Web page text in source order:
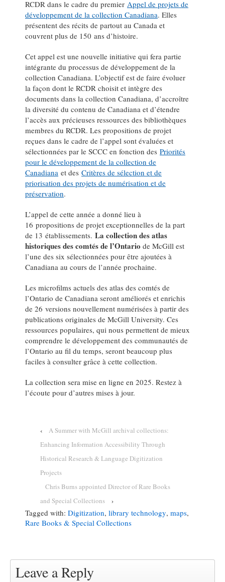
RCDR dans le cadre du premier Appel de projets de
développement de la collection Canadiana. Elles
présentent des récits de partout au Canada et
couvrent plus de 150 ans d’histoire.
Cet appel est une nouvelle initiative qui fera partie
intégrante du processus de développement de la
collection Canadiana. L’objectif est de faire évoluer
la façon dont le RCDR choisit et intègre des
documents dans la collection Canadiana, d’accroître
la diversité du contenu de Canadiana et d’étendre
l’accès aux précieuses ressources des bibliothèques
membres du RCDR. Les propositions de projet
reçues dans le cadre de l’appel sont évaluées et
sélectionnées par le SCCC en fonction des Priorités
pour le développement de la collection de
Canadiana et des Critères de sélection et de
priorisation des projets de numérisation et de
préservation.
L’appel de cette année a donné lieu à
16 propositions de projet exceptionnelles de la part
de 13 établissements. La collection des atlas
historiques des comtés de l’Ontario de McGill est
l’une des six sélectionnées pour être ajoutées à
Canadiana au cours de l’année prochaine.
Les microfilms actuels des atlas des comtés de
l’Ontario de Canadiana seront améliorés et enrichis
de 26 versions nouvellement numérisées à partir des
publications originales de McGill University. Ces
ressources populaires, qui nous permettent de mieux
comprendre le développement des communautés de
l’Ontario au fil du temps, seront beaucoup plus
faciles à consulter grâce à cette collection.
La collection sera mise en ligne en 2025. Restez à
l’écoute pour d’autres mises à jour.
‹
A Summer with McGill archival collections:
Enhancing Information Accessibility Through
Historical Research & Language Digitization
Projects
Chris Burns appointed Director of Rare Books
and Special Collections
›
Tagged with: Digitization, library technology, maps,
Rare Books & Special Collections
Leave a Reply